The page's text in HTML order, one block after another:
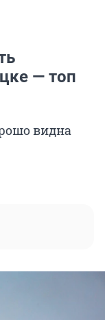
— топ
видна